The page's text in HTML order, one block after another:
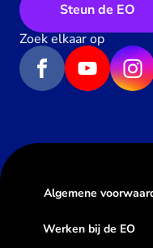
Steun de EO
Zoek elkaar op
Algemene
Werken bij de EO